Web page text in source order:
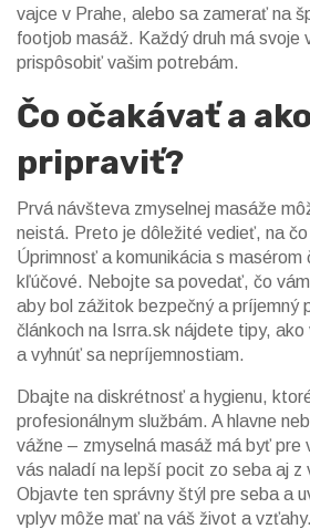
vajce v Prahe, alebo sa zamerať na
footjob masáž. Každý druh má svoje
prispôsobiť vašim potrebám.
Čo očakávať a
pripraviť?
Prvá návšteva zmyselnej masáže
neistá. Preto je dôležité vedieť, na
Úprimnosť a komunikácia s masérom
kľúčové. Nebojte sa povedať, čo
aby bol zážitok bezpečný a príjemný
článkoch na Isrra.sk nájdete tipy,
a vyhnúť sa nepríjemnostiam.
Dbajte na diskrétnosť a hygienu,
profesionálnym službám. A hlavne
vážne – zmyselná masáž má byť pre
vás naladí na lepší pocit zo seba aj z
Objavte ten správny štýl pre seba a
vplyv môže mať na váš život a vzťahy.